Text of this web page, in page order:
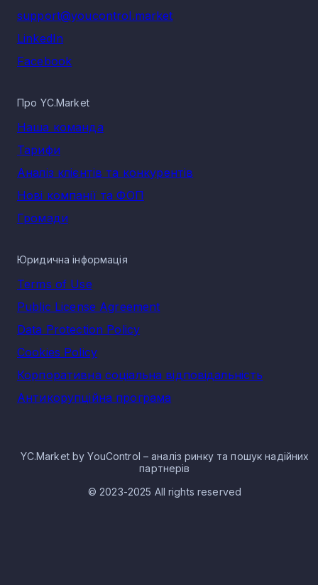
support@youcontrol.market
LinkedIn
Facebook
Про YC.Market
Наша команда
Тарифи
Аналіз клієнтів та конкурентів
Нові компанії та ФОП
Громади
Юридична інформація
Terms of Use
Public License Agreement
Data Protection Policy
Cookies Policy
Корпоративна соціальна відповідальність
Антикорупційна програма
YC.Market by YouControl – аналіз ринку та пошук надійних
партнерів
© 2023-2025 All rights reserved